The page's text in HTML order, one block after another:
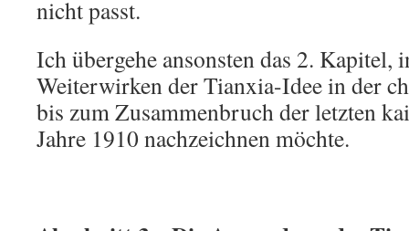
nicht passt.
Ich übergehe ansonsten das 2. Kapitel,
Weiterwirken der Tianxia-Idee in der
bis zum Zusammenbruch der letzten
Jahre 1910 nachzeichnen möchte.